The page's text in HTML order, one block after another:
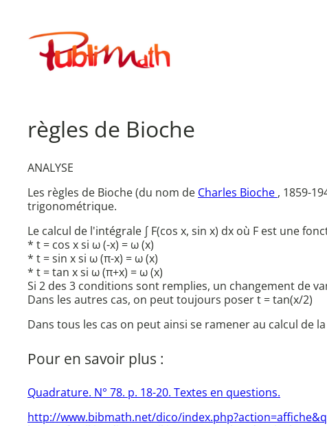
contenuPublimath
règles de Bioche
ANALYSE
Les règles de Bioche (du nom de Charles Bioche , 1859-
trigonométrique.
Le calcul de l'intégrale ∫ F(cos x, sin x) dx où F est une
* t = cos x si ω (-x) = ω (x)
* t = sin x si ω (π-x) = ω (x)
* t = tan x si ω (π+x) = ω (x)
Si 2 des 3 conditions sont remplies, un changement de
Dans les autres cas, on peut toujours poser t = tan(x/2)
Dans tous les cas on peut ainsi se ramener au calcul de
Pour en savoir plus :
Quadrature. N° 78. p. 18-20. Textes en questions.
http://www.bibmath.net/dico/